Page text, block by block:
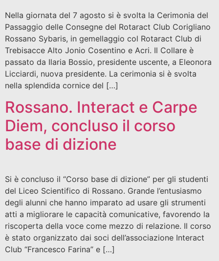
Nella giornata del 7 agosto si è svolta la Cerimonia del
Passaggio delle Consegne del Rotaract Club Corigliano
Rossano Sybaris, in gemellaggio col Rotaract Club di
Trebisacce Alto Jonio Cosentino e Acri. Il Collare è
passato da Ilaria Bossio, presidente uscente, a Eleonora
Licciardi, nuova presidente. La cerimonia si è svolta
nella splendida cornice del […]
Rossano. Interact e Carpe
Diem, concluso il corso
base di dizione
Si è concluso il “Corso base di dizione” per gli studenti
del Liceo Scientifico di Rossano. Grande l’entusiasmo
degli alunni che hanno imparato ad usare gli strumenti
atti a migliorare le capacità comunicative, favorendo la
riscoperta della voce come mezzo di relazione. Il corso
è stato organizzato dai soci dell’associazione Interact
Club “Francesco Farina” e […]